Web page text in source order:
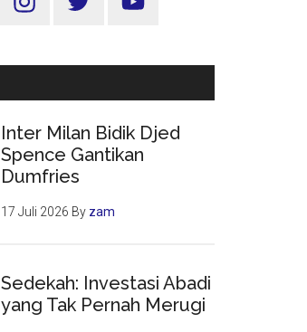
Inter Milan Bidik Djed
Spence Gantikan
Dumfries
17 Juli 2026 By zam
Sedekah: Investasi Abadi
yang Tak Pernah Merugi